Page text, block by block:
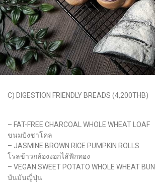
C) DIGESTION FRIENDLY BREADS (4,200THB)
– FAT-FREE CHARCOAL WHOLE WHEAT LOAF
ขนมปังชาโคล
– JASMINE BROWN RICE PUMPKIN ROLLS
โรลข้าวกล้องงอกไส้ฟักทอง
– VEGAN SWEET POTATO WHOLE WHEAT BUN
บันมันญี่ปุ่น